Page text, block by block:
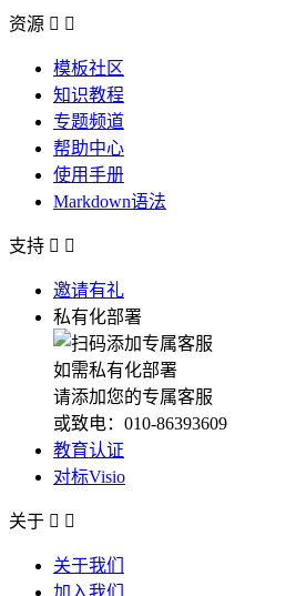
资源  
模板社区
知识教程
专题频道
帮助中心
使用手册
Markdown语法
支持  
邀请有礼
私有化部署
如需私有化部署
请添加您的专属客服
或致电：010-86393609
教育认证
对标Visio
关于  
关于我们
加入我们